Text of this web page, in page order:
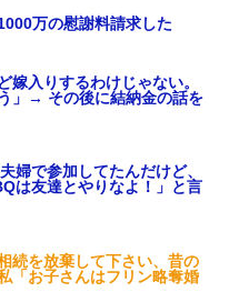
万の慰謝料請求した
嫁入りするわけじゃない。
」→ その後に結納金の話を
婦で参加してたんだけど、
は友達とやりなよ！」と言
続を放棄して下さい、昔の
「お子さんはフリン略奪婚